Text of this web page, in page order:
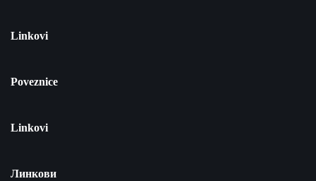
Linkovi
Poveznice
Linkovi
Линкови